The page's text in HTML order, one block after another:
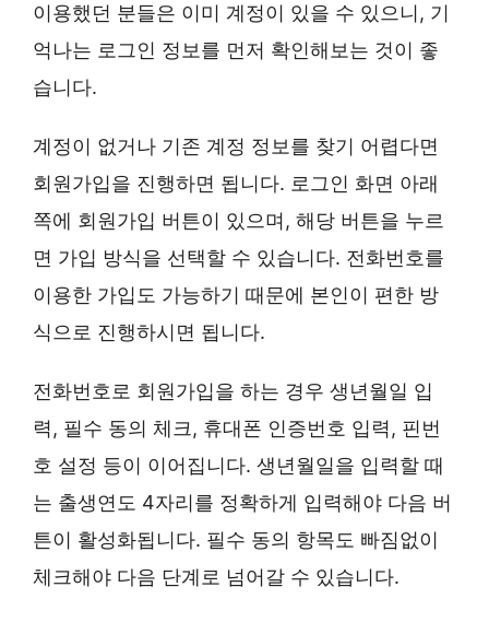
이용했던 분들은 이미 계정이 있을 수 있으니, 기
억나는 로그인 정보를 먼저 확인해보는 것이 좋
습니다.
계정이 없거나 기존 계정 정보를 찾기 어렵다면
회원가입을 진행하면 됩니다. 로그인 화면 아래
쪽에 회원가입 버튼이 있으며, 해당 버튼을 누르
면 가입 방식을 선택할 수 있습니다. 전화번호를
이용한 가입도 가능하기 때문에 본인이 편한 방
식으로 진행하시면 됩니다.
전화번호로 회원가입을 하는 경우 생년월일 입
력, 필수 동의 체크, 휴대폰 인증번호 입력, 핀번
호 설정 등이 이어집니다. 생년월일을 입력할 때
는 출생연도 4자리를 정확하게 입력해야 다음 버
튼이 활성화됩니다. 필수 동의 항목도 빠짐없이
체크해야 다음 단계로 넘어갈 수 있습니다.